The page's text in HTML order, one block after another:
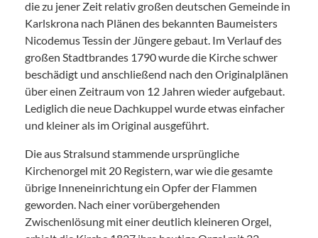
die zu jener Zeit relativ großen deutschen Gemeinde in
Karlskrona nach Plänen des bekannten Baumeisters
Nicodemus Tessin der Jüngere gebaut. Im Verlauf des
großen Stadtbrandes 1790 wurde die Kirche schwer
beschädigt und anschließend nach den Originalplänen
über einen Zeitraum von 12 Jahren wieder aufgebaut.
Lediglich die neue Dachkuppel wurde etwas einfacher
und kleiner als im Original ausgeführt.
Die aus Stralsund stammende ursprüngliche
Kirchenorgel mit 20 Registern, war wie die gesamte
übrige Inneneinrichtung ein Opfer der Flammen
geworden. Nach einer vorübergehenden
Zwischenlösung mit einer deutlich kleineren Orgel,